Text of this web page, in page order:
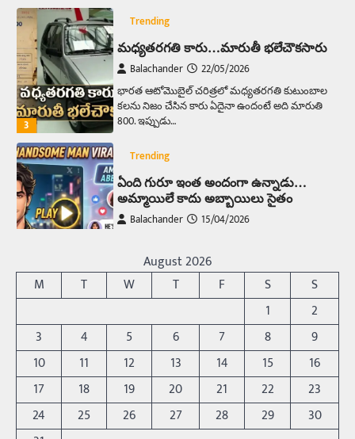
3
Trending
మధ్యతరగతి కారు…మారుతీ భలేచౌకసారు
Balachander 22/05/2026
భారత ఆటోమొబైల్ చరిత్రలో మధ్యతరగతి కుటుంబాల
కలను నిజం చేసిన కారు ఏదైనా ఉందంటే అది మారుతి
800. ఇప్పుడు…
4
Trending
ఏంది గురూ ఇంత అందంగా ఉన్నాడు…
అమ్మాయిలే కాదు అబ్బాయిలు సైతం
Balachander 15/04/2026
బోమ్మ అని పిలుస్తాం. స్పెయిన్‌ అమ్మాయిలు చాలా
అందంగా ఉంటారనే నానుడి…
5
రోడ్డుపై ఏరులై పారిన బీర్లు… ఘాటుతో
మండుతున్న నోర్లు
Balachander 15/04/2026
ఉత్తర ప్రదేశ్‌లోని ఝాన్సీ జిల్లాలో ఒక వింతైన రోడ్డు
ప్రమాదం చోటుచేసుకుంది. ఝాన్సీ–కాన్పూర్ జాతీయ
రహదారిపై వేల సంఖ్యలో బీరు…
August 2026
M
T W T F S
S
1
2
3
4 5 6 7 8
9
10
11 12 13 14 15
16
17
18 19 20 21 22
23
24
25 26 27 28 29
30